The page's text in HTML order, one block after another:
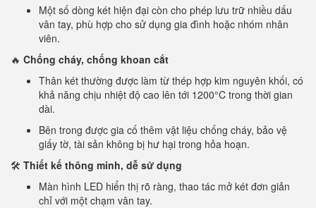
Một số dòng két hiện đại còn cho phép lưu trữ nhiều dấu
vân tay, phù hợp cho sử dụng gia đình hoặc nhóm nhân
viên.
🔥 Chống cháy, chống khoan cắt
Thân két thường được làm từ thép hợp kim nguyên khối, có
khả năng chịu nhiệt độ cao lên tới 1200°C trong thời gian
dài.
Bên trong được gia cố thêm vật liệu chống cháy, bảo vệ
giấy tờ, tài sản không bị hư hại trong hỏa hoạn.
🛠️ Thiết kế thông minh, dễ sử dụng
Màn hình LED hiển thị rõ ràng, thao tác mở két đơn giản
chỉ với một chạm vân tay.